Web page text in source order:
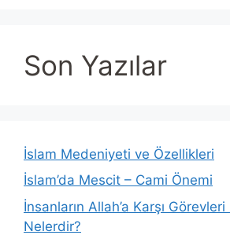
Son Yazılar
İslam Medeniyeti ve Özellikleri
İslam’da Mescit – Cami Önemi
İnsanların Allah’a Karşı
Nelerdir?